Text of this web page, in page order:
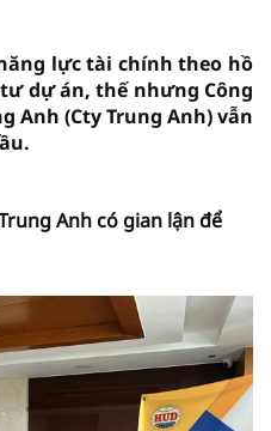
lực tài chính theo hồ
dự án, thế nhưng Công
Anh (Cty Trung Anh) vẫn
Anh có gian lận để